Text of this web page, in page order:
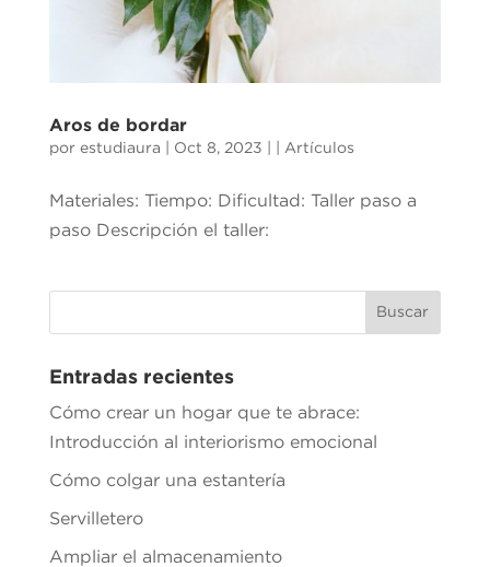
Aros de bordar
por estudiaura Oct 8, 2023 | Artículos
Materiales: Tiempo: Dificultad: Taller paso a
paso Descripción el taller:
Entradas recientes
Cómo crear un hogar que te abrace:
Introducción al interiorismo emocional
Cómo colgar una estantería
Servilletero
Ampliar el almacenamiento